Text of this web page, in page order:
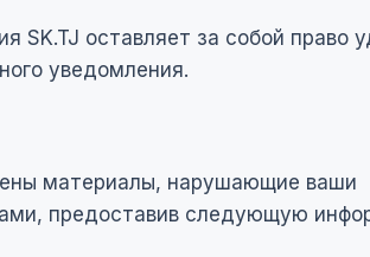
SK.TJ оставляет за собой право
уведомления.
материалы, нарушающие ваши
предоставив следующую